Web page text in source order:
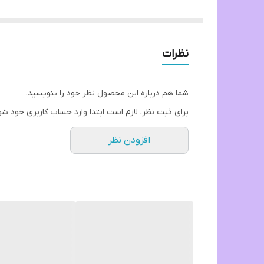
نظرات
شما هم درباره این محصول نظر خود را بنویسید.
برای ثبت نظر، لازم است ابتدا وارد حساب کاربری خود
افزودن نظر